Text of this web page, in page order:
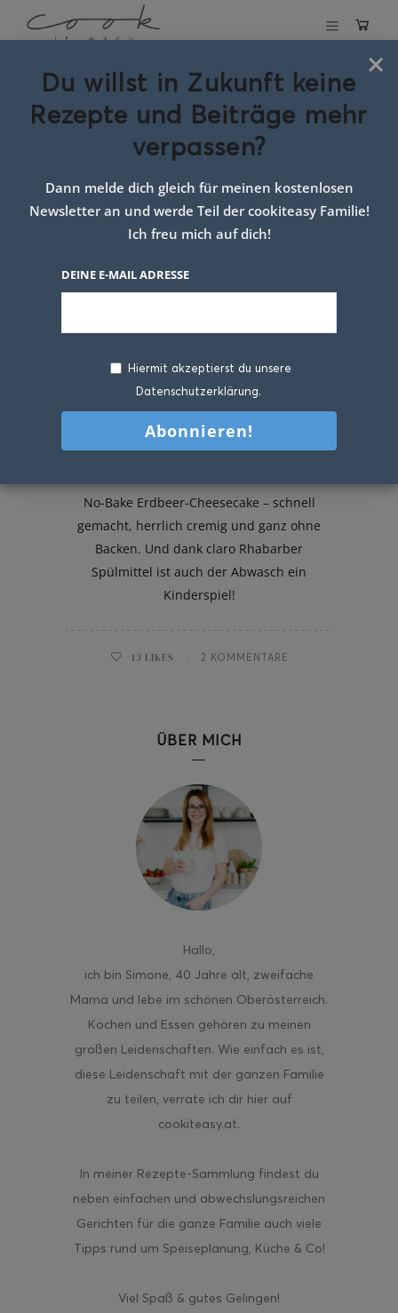
Schlagwort:
Haushalt mit
Kindern
No-Bake Erdbeer-Cheesecake – schnell
gemacht, herrlich cremig und ganz ohne
Backen. Und dank claro Rhabarber
Spülmittel ist auch der Abwasch ein
Kinderspiel!
13 LIKES 2 KOMMENTARE
ÜBER MICH
Hallo,
ich bin Simone, 40 Jahre alt, zweifache
Mama und lebe im schönen Oberösterreich.
Kochen und Essen gehören zu meinen
großen Leidenschaften. Wie einfach es ist,
diese Leidenschaft mit der ganzen Familie
zu teilen, verrate ich dir hier auf
cookiteasy.at.
In meiner Rezepte-Sammlung findest du
neben einfachen und abwechslungsreichen
Gerichten für die ganze Familie auch viele
Tipps rund um Speiseplanung, Küche & Co!
Viel Spaß & gutes Gelingen!
×
Du willst in Zukunft keine
Rezepte und Beiträge mehr
verpassen?
Dann melde dich gleich für meinen kostenlosen
Newsletter an und werde Teil der cookiteasy Familie!
Ich freu mich auf dich!
DEINE E-MAIL ADRESSE
Hiermit akzeptierst du unsere
Datenschutzerklärung.